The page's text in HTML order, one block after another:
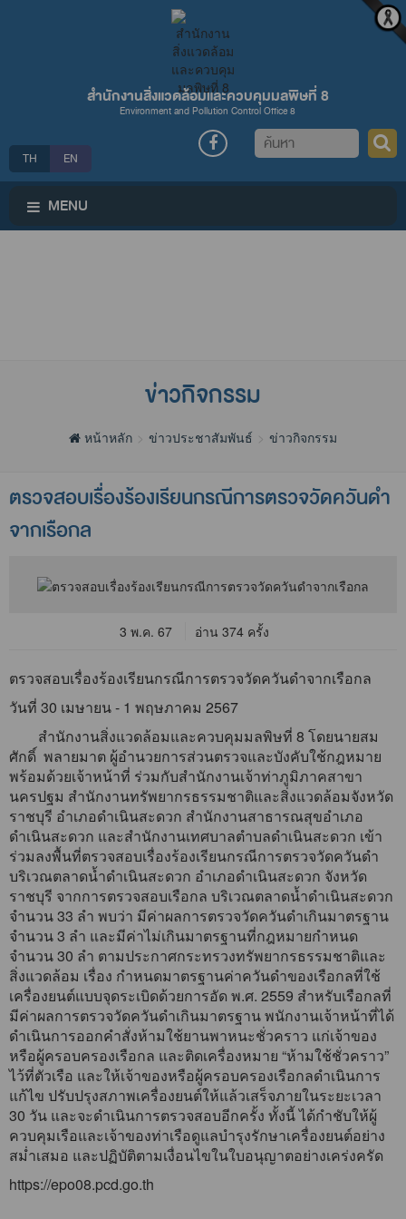
สำนักงานสิ่งแวดล้อมและควบคุมมลพิษที่ 8
Environment and Pollution Control Office 8
TH EN
ค้นหา
MENU
ข่าวกิจกรรม
หน้าหลัก ข่าวประชาสัมพันธ์ ข่าวกิจกรรม
ตรวจสอบเรื่องร้องเรียนกรณีการตรวจวัดควันดำ
จากเรือกล
3 พ.ค. 67 อ่าน 374 ครั้ง
ตรวจสอบเรื่องร้องเรียนกรณีการตรวจวัดควันดำจากเรือกล
วันที่ 30 เมษายน - 1 พฤษภาคม 2567
สำนักงานสิ่งแวดล้อมและควบคุมมลพิษที่ 8 โดยนายสม
ศักดิ์ พลายมาต ผู้อำนวยการส่วนตรวจและบังคับใช้กฎหมาย
พร้อมด้วยเจ้าหน้าที่ ร่วมกับสำนักงานเจ้าท่าภูมิภาคสาขา
นครปฐม สำนักงานทรัพยากรธรรมชาติและสิ่งแวดล้อมจังหวัด
ราชบุรี อำเภอดำเนินสะดวก สำนักงานสาธารณสุขอำเภอ
ดำเนินสะดวก และสำนักงานเทศบาลตำบลดำเนินสะดวก เข้า
ร่วมลงพื้นที่ตรวจสอบเรื่องร้องเรียนกรณีการตรวจวัดควันดำ
บริเวณตลาดน้ำดำเนินสะดวก อำเภอดำเนินสะดวก จังหวัด
ราชบุรี จากการตรวจสอบเรือกล บริเวณตลาดน้ำดำเนินสะดวก
จำนวน 33 ลำ พบว่า มีค่าผลการตรวจวัดควันดำเกินมาตรฐาน
จำนวน 3 ลำ และมีค่าไม่เกินมาตรฐานที่กฎหมายกำหนด
จำนวน 30 ลำ ตามประกาศกระทรวงทรัพยากรธรรมชาติและ
สิ่งแวดล้อม เรื่อง กำหนดมาตรฐานค่าควันดำของเรือกลที่ใช้
เครื่องยนต์แบบจุดระเบิดด้วยการอัด พ.ศ. 2559 สำหรับเรือกลที่
มีค่าผลการตรวจวัดควันดำเกินมาตรฐาน พนักงานเจ้าหน้าที่ได้
ดำเนินการออกคำสั่งห้ามใช้ยานพาหนะชั่วคราว แก่เจ้าของ
หรือผู้ครอบครองเรือกล และติดเครื่องหมาย “ห้ามใช้ชั่วคราว”
ไว้ที่ตัวเรือ และให้เจ้าของหรือผู้ครอบครองเรือกลดำเนินการ
แก้ไข ปรับปรุงสภาพเครื่องยนต์ให้แล้วเสร็จภายในระยะเวลา
30 วัน และจะดำเนินการตรวจสอบอีกครั้ง ทั้งนี้ ได้กำชับให้ผู้
ควบคุมเรือและเจ้าของท่าเรือดูแลบำรุงรักษาเครื่องยนต์อย่าง
สม่ำเสมอ และปฏิบัติตามเงื่อนไขในใบอนุญาตอย่างเคร่งครัด
https://epo08.pcd.go.th